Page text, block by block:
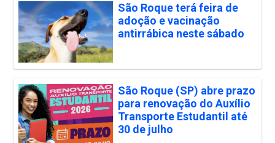
São Roque terá feira de
adoção e vacinação
antirrábica neste sábado
São Roque (SP) abre prazo
para renovação do Auxílio
Transporte Estudantil até
30 de julho